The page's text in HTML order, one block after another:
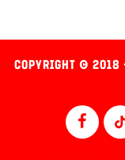
COPYRIGHT © 2018